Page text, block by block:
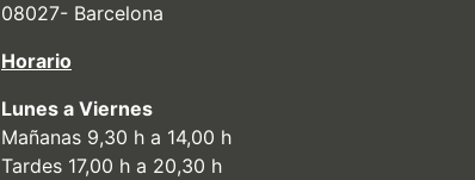
08027- Barcelona
Horario
Lunes a Viernes
Mañanas 9,30 h a 14,00 h
Tardes 17,00 h a 20,30 h